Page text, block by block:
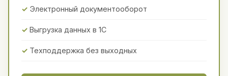
Электронный документооборот
Выгрузка данных в 1С
Техподдержка без выходных